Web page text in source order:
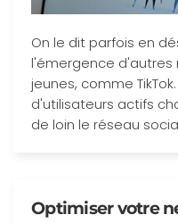
On le dit parfois en
l'émergence d'autres
jeunes, comme
d'utilisateurs actifs
de loin le réseau
Optimiser votre